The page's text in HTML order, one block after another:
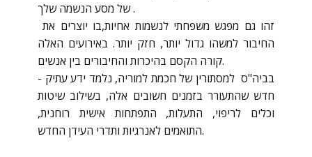
של מסע הנשמה שלך .
זהו גם מפגש משפחתי לנשמות אחיות,בו יוצרים את
החיבור למשהו גדול יותר, חזק יותר. באירועים האלה
קורה הקסם בהיכרות והחיבורים בין אנשים.
בביה"ס למסתורין של חכמת למוריה, נלמד ידע עתיק -
חדש שהתעורר בזמנים חשובים אלה, בשילוב שיטות
וכלים לריפוי, התעלות, התפתחות אישית רוחנית,
התואמים לאנרגיות ותדרי העידן החדש.